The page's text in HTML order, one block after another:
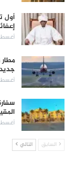
أول
أغسطس 7,
أغسطس 7,
أغسطس 7,
السابق التالي